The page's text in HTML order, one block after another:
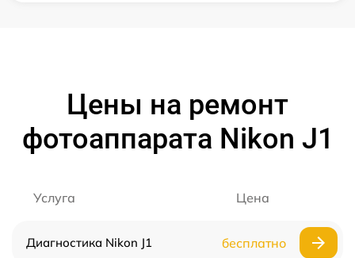
Цены на ремонт
фотоаппарата Nikon J1
Услуга Цена
Диагностика Nikon J1 бесплатно